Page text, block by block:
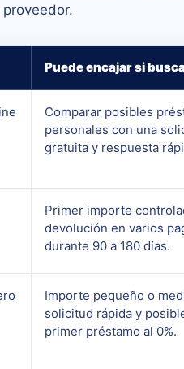
Puede encajar si
Comparar posibles
personales con una
gratuita y respuesta
Primer importe
devolución en varios
durante 90 a 180 días.
Importe pequeño o
solicitud rápida y
primer préstamo al 0%.